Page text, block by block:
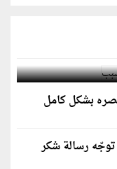
السبب
بشكل كامل
توجّه رسالة شكر